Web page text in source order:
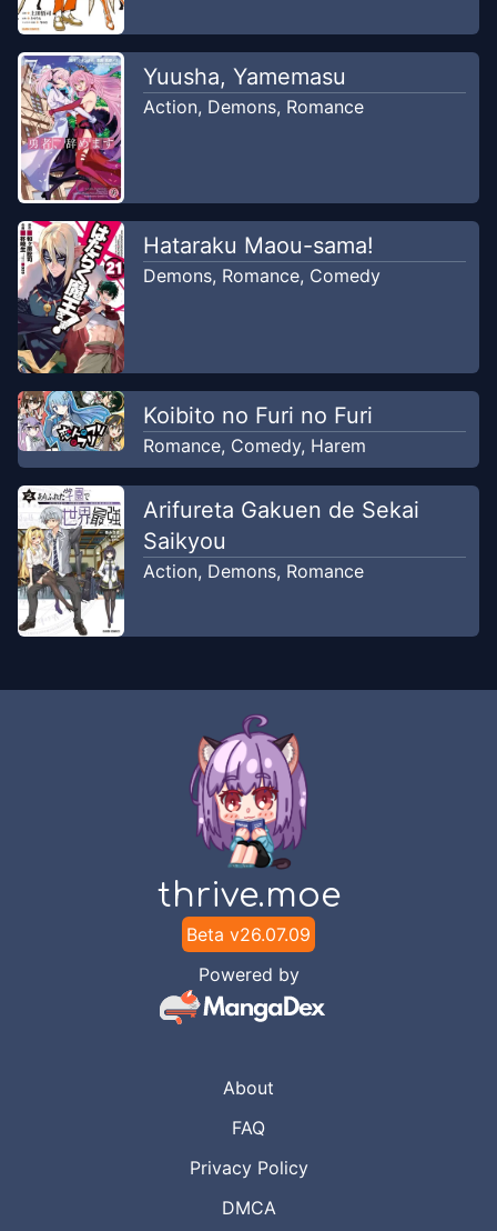
Yuusha, Yamemasu
Action, Demons, Romance
Hataraku Maou-sama!
Demons, Romance, Comedy
Koibito no Furi no Furi
Romance, Comedy, Harem
Arifureta Gakuen de Sekai
Saikyou
Action, Demons, Romance
thrive.moe
Beta v26.07.09
Powered by
About
FAQ
Privacy Policy
DMCA